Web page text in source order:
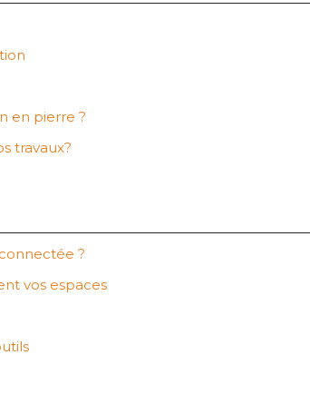
en pierre ?
travaux?
?
vos espaces